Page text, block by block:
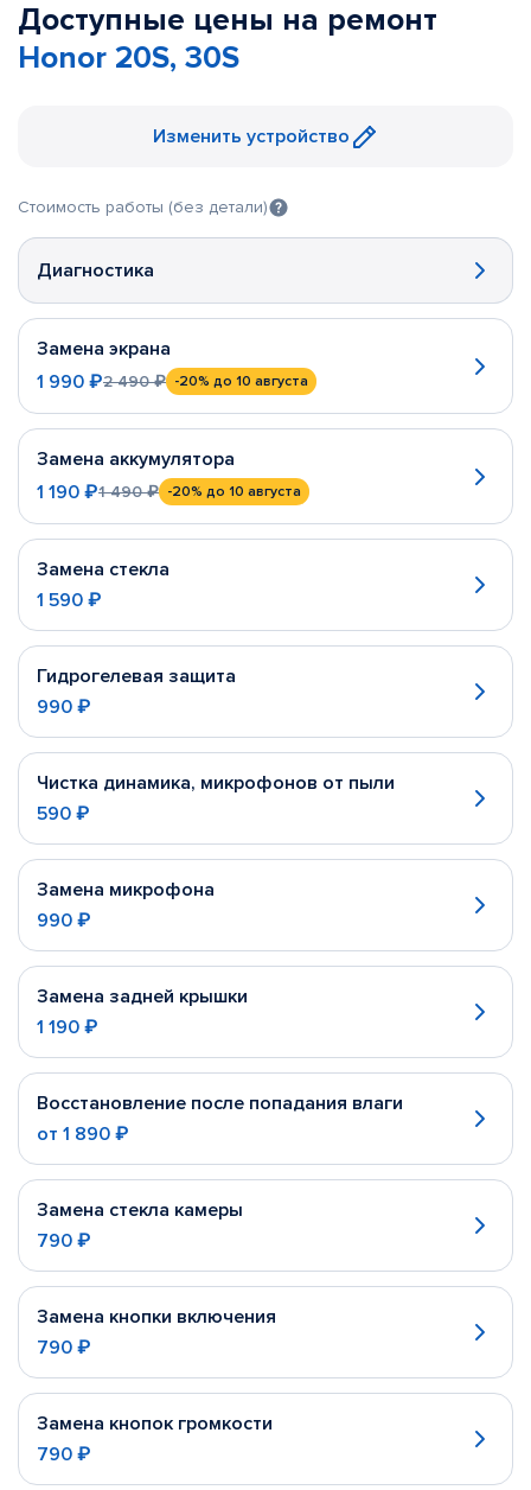
Доступные цены на ремонт
Honor 20S, 30S
Изменить устройство
Стоимость работы (без детали)
Диагностика
Замена экрана
1 990 ₽2 490 ₽ -20% до 10 августа
Замена аккумулятора
1 190 ₽1 490 ₽ -20% до 10 августа
Замена стекла
1 590 ₽
Гидрогелевая защита
990 ₽
Чистка динамика, микрофонов от пыли
590 ₽
Замена микрофона
990 ₽
Замена задней крышки
1 190 ₽
Восстановление после попадания влаги
от 1 890 ₽
Замена стекла камеры
790 ₽
Замена кнопки включения
790 ₽
Замена кнопок громкости
790 ₽